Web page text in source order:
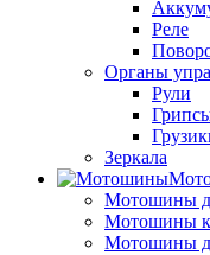
Реле
Органы
Рули
Зеркала
Мотошины
Мотошины
Мотошины